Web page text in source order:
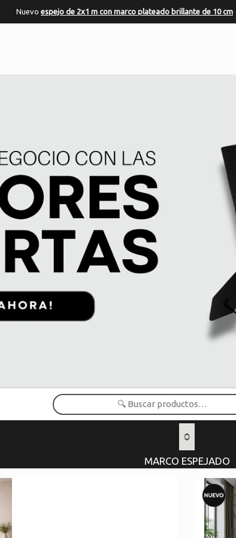
Nuevo espejo de 2x1 m con marco plateado brillante de 10 cm
MARCO ESPEJADO